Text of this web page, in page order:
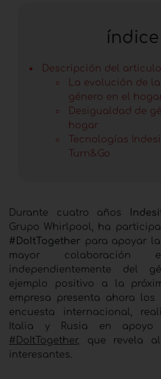
índice
Descripción del articulo
La evolución de
género en el
Desigualdad de
hogar
Tecnologías
Turn&Go
Durante cuatro años
Grupo Whirlpool, ha
#DoItTogether para apoyar
mayor
independientemente del
ejemplo positivo a la
empresa presenta ahora
encuesta internacional,
Italia y Rusia en
#DoItTogether, que revela
interesantes.